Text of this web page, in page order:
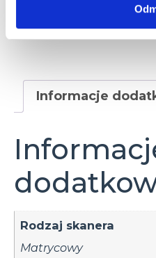
Informacje
Rodzaj skanera
Matrycowy